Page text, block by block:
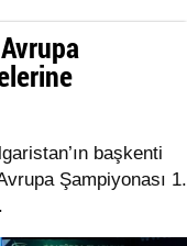
başkenti
Şampiyonası 1.